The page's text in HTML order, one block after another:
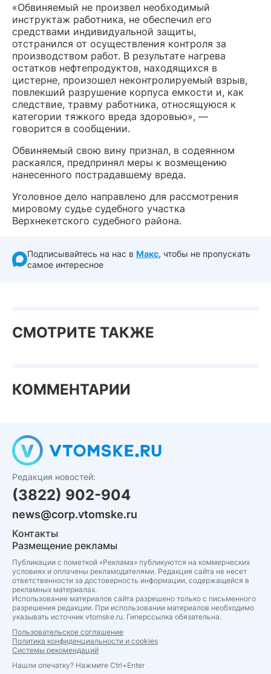
«Обвиняемый не произвел необходимый
инструктаж работника, не обеспечил его
средствами индивидуальной защиты,
отстранился от осуществления контроля за
производством работ. В результате нагрева
остатков нефтепродуктов, находящихся в
цистерне, произошел неконтролируемый взрыв,
повлекший разрушение корпуса емкости и, как
следствие, травму работника, относящуюся к
категории тяжкого вреда здоровью», —
говорится в сообщении.
Обвиняемый свою вину признал, в содеянном
раскаялся, предпринял меры к возмещению
нанесенного пострадавшему вреда.
Уголовное дело направлено для рассмотрения
мировому судье судебного участка
Верхнекетского судебного района.
Подписывайтесь на нас в Макс, чтобы не пропускать
самое интересное
СМОТРИТЕ ТАКЖЕ
КОММЕНТАРИИ
Редакция новостей:
(3822) 902-904
news@corp.vtomske.ru
Контакты
Размещение рекламы
Публикации с пометкой «Реклама» публикуются на коммерческих
условиях и оплачены рекламодателями. Редакция сайта не несет
ответственности за достоверность информации, содержащейся в
рекламных материалах.
Использование материалов сайта разрешено только с письменного
разрешения редакции. При использовании материалов необходимо
указывать источник vtomske.ru. Гиперссылка обязательна.
Пользовательское соглашение
Политика конфиденциальности и cookies
Системы рекомендаций
Нашли опечатку? Нажмите Ctrl+Enter